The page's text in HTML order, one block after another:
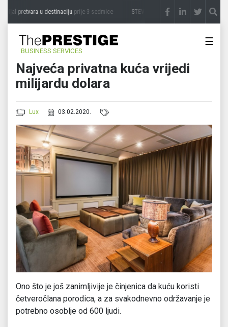
pretvara u destinacijuprije 3 sedmice STEVICA LUKIĆ: Majevica je idealna
BUSINESS SERVICES
☰
Najveća privatna kuća vrijedi
milijardu dolara
Lux 03.02.2020.
Ono što je još zanimljivije je činjenica da kuću koristi
četveročlana porodica, a za svakodnevno održavanje je
potrebno osoblje od 600 ljudi.